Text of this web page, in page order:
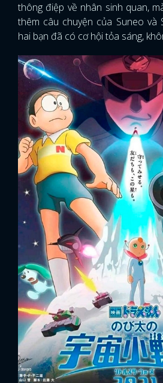
thông điệp về nhân sinh quan,
thêm câu chuyện của Suneo và
hai bạn đã có cơ hội tỏa sáng,